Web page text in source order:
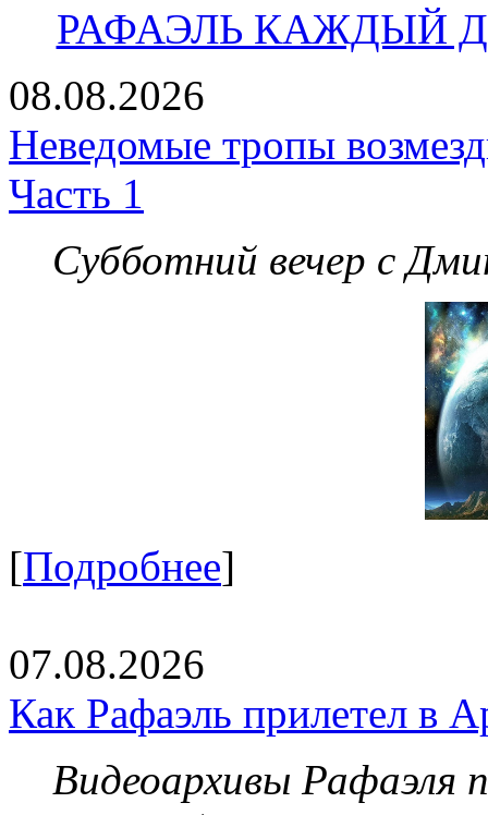
РАФАЭЛЬ КАЖДЫЙ
08.08.2026
Неведомые тропы
Часть 1
Субботний вечер с
[Подробнее]
07.08.2026
Как Рафаэль прилетел в
Видеоархивы Рафаэля